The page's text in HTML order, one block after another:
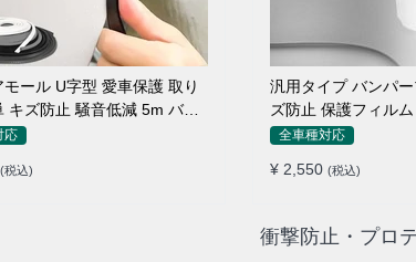
ール U字型 愛車保護 取り
キズ防止 騒音低減 5m バン
ップ
応
(税込)
汎用タイプ バンパ
ズ防止 保護フィル
ィット感抜群
全車種対応
¥ 2,550 (税込)
衝撃防止・プロ